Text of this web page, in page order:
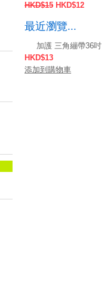
HKD$15 HKD$12
最近瀏覽...
加護 三角繃帶36吋
HKD$13
添加到購物車